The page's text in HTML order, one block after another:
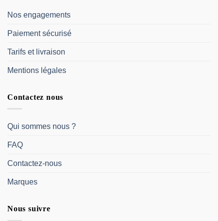
Nos engagements
Paiement sécurisé
Tarifs et livraison
Mentions légales
Contactez nous
Qui sommes nous ?
FAQ
Contactez-nous
Marques
Nous suivre